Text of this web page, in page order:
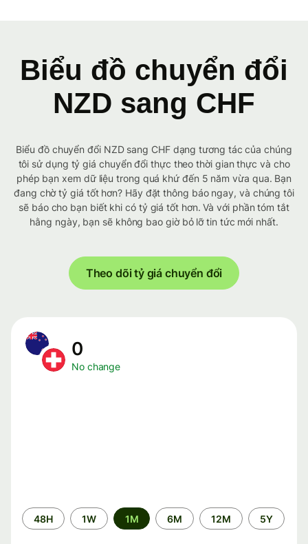
Biểu đồ chuyển đổi
NZD sang CHF
Biểu đồ chuyển đổi NZD sang CHF dạng tương tác của chúng
tôi sử dụng tỷ giá chuyển đổi thực theo thời gian thực và cho
phép bạn xem dữ liệu trong quá khứ đến 5 năm vừa qua. Bạn
đang chờ tỷ giá tốt hơn? Hãy đặt thông báo ngay, và chúng tôi
sẽ báo cho bạn biết khi có tỷ giá tốt hơn. Và với phần tóm tắt
hằng ngày, bạn sẽ không bao giờ bỏ lỡ tin tức mới nhất.
Theo dõi tỷ giá chuyển đổi
0
No change
Time
period
48H 1W 1M 6M 12M 5Y